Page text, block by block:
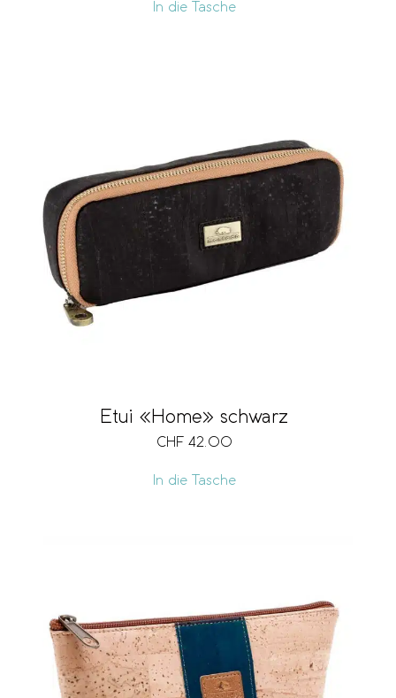
In die Tasche
Etui «Home» schwarz
CHF 42.00
In die Tasche